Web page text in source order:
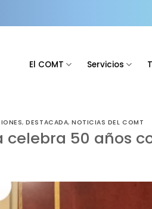
El COMT Servicios
,DESTACADA,NOTICIAS DEL COMT
celebra 50 años